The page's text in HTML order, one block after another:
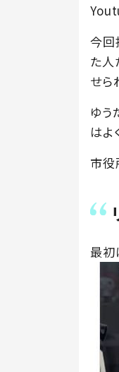
今回
た人
せら
ゆう
はよ
市役
最初